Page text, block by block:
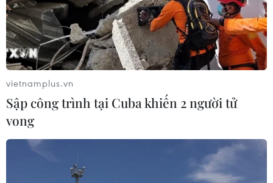
09/06/2026 05:06
Tại hiện trường ở Tỉnh lộ 135 có nhiều điểm sạt lở lớn,
đất đá tràn xuống mặt đường; tại điểm sạt lở giáp
phường Tân Phong vào khoảng 7 giờ sáng nay khiến 1
vietnamplus.vn
Sập công trình tại Cuba khiến 2 người tử
vong